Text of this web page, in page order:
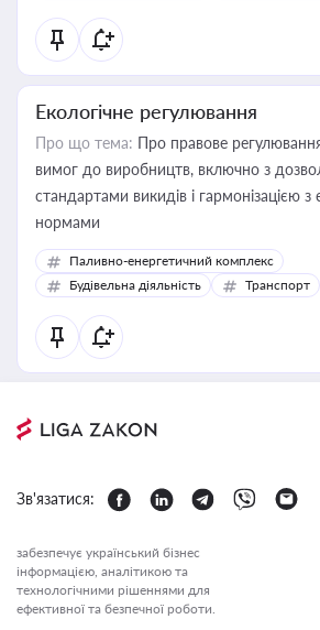
Екологічне регулювання
Про що тема: Про правове
вимог до виробництв, включно з
стандартами викидів і гармонізацією
нормами
Паливно-енергетичний комплекс
Будівельна діяльність
Транспорт
Зв'язатися:
забезпечує український бізнес
інформацією, аналітикою та
технологічними рішеннями для
ефективної та безпечної роботи.